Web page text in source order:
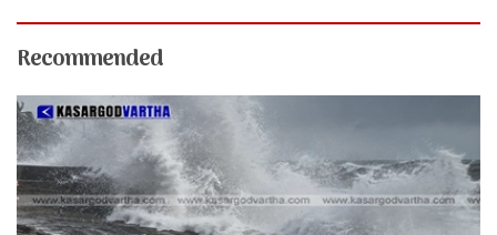
Recommended